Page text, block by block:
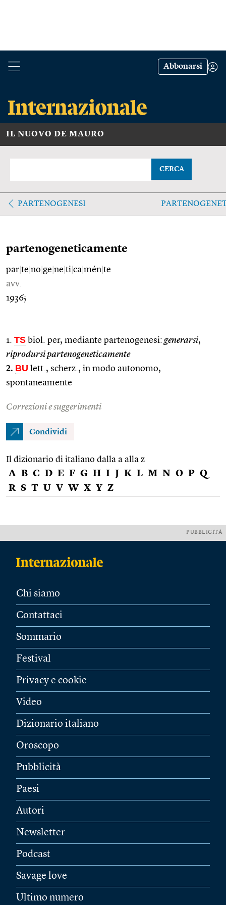
Abbonarsi
IL NUOVO DE MAURO
CERCA
PARTENOGENESI
partenogeneticamente
par te no ge ne ti ca mén te
avv.
1936;
1. TS biol. per, mediante partenogenesi: generarsi,
riprodursi partenogeneticamente
2. BU lett., scherz., in modo autonomo,
spontaneamente
Correzioni e suggerimenti
Condividi
Il dizionario di italiano dalla a alla z
A B C D E F G H I J K L M N O P Q
R S T U V W X Y Z
PUBBLICITÀ
Chi siamo
Contattaci
Sommario
Festival
Privacy e cookie
Video
Dizionario italiano
Oroscopo
Pubblicità
Paesi
Autori
Newsletter
Podcast
Savage love
Ultimo numero